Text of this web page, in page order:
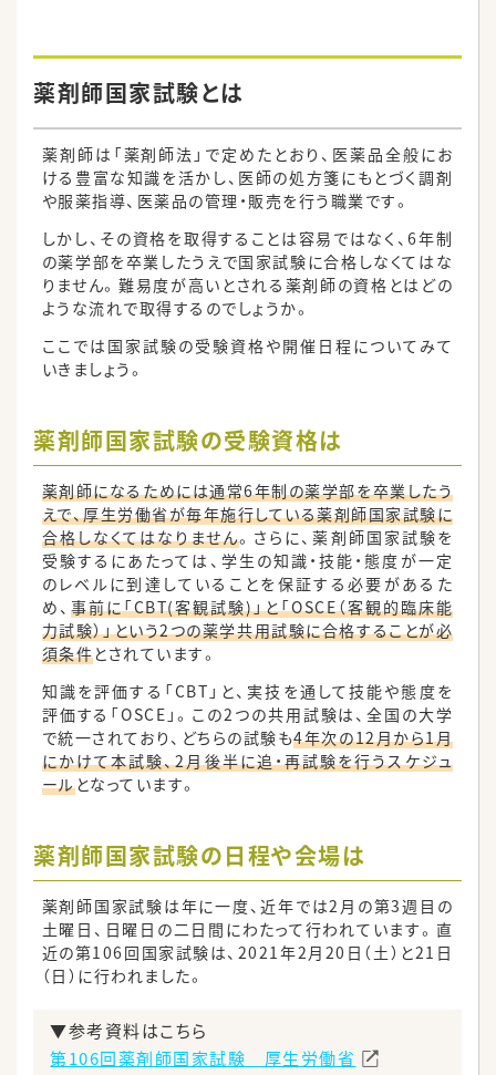
薬剤師国家試験とは
薬剤師は「薬剤師法」で定めたとおり、医薬品全般にお
ける豊富な知識を活かし、医師の処方箋にもとづく調剤
や服薬指導、医薬品の管理・販売を行う職業です。
しかし、その資格を取得することは容易ではなく、6年制
の薬学部を卒業したうえで国家試験に合格しなくてはな
りません。難易度が高いとされる薬剤師の資格とはどの
ような流れで取得するのでしょうか。
ここでは国家試験の受験資格や開催日程についてみて
いきましょう。
薬剤師国家試験の受験資格は
薬剤師になるためには通常6年制の薬学部を卒業したう
えで、厚生労働省が毎年施行している薬剤師国家試験に
合格しなくてはなりません。さらに、薬剤師国家試験を
受験するにあたっては、学生の知識・技能・態度が一定
のレベルに到達していることを保証する必要があるた
め、 事前に「CBT(客観試験)」と「OSCE（客観的臨床能
力試験）」という2つの薬学共用試験に合格することが必
須条件とされています。
知識を評価する「CBT」と、実技を通して技能や態度を
評価する「OSCE」。この2つの共用試験は、全国の大学
で統一されており、どちらの試験も4年次の12月から1月
にかけて本試験、2月後半に追・再試験を行うスケジュ
ールとなっています。
薬剤師国家試験の日程や会場は
薬剤師国家試験は年に一度、近年では2月の第3週目の
土曜日、日曜日の二日間にわたって行われています。直
近の第106回国家試験は、2021年2月20日（土）と21日
（日）に行われました。
▼参考資料はこちら
第106回薬剤師国家試験 厚生労働省